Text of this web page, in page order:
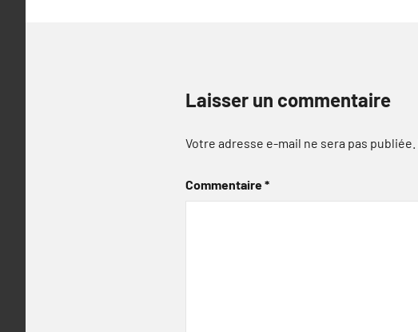
Laisser un commentaire
Votre adresse e-mail ne sera pas publiée.
Commentaire*